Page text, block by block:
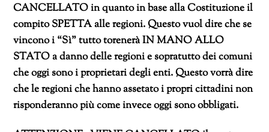
CANCELLATO in quanto in base alla Costituzione il
compito SPETTA alle regioni. Questo vuol dire che se
vincono i “Sì” tutto torenerà IN MANO ALLO
STATO a danno delle regioni e sopratutto dei comuni
che oggi sono i proprietari degli enti. Questo vorrà dire
che le regioni che hanno assetato i propri cittadini non
risponderanno più come invece oggi sono obbligati.